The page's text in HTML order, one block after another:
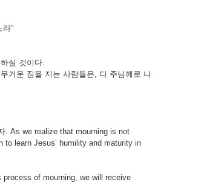
”
실 것이다.
거운 짐을 지는 사람들은, 다 주님께로 나
. As we realize that mourning is not
learn Jesus’ humility and maturity in
of mourning, we will receive